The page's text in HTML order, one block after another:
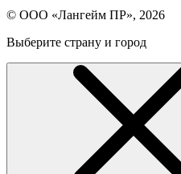
© ООО «Лангейм ПР», 2026
Выберите страну и город